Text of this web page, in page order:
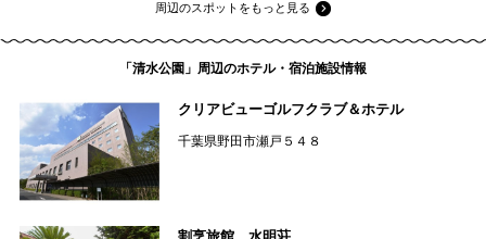
周辺のスポットをもっと見る
「清水公園」周辺のホテル・宿泊施設情報
クリアビューゴルフクラブ＆ホテル
千葉県野田市瀬戸５４８